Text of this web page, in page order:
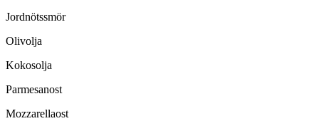
Jordnötssmör
Olivolja
Kokosolja
Parmesanost
Mozzarellaost